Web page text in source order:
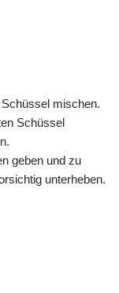
mischen.
Schüssel
geben und zu
unterheben.